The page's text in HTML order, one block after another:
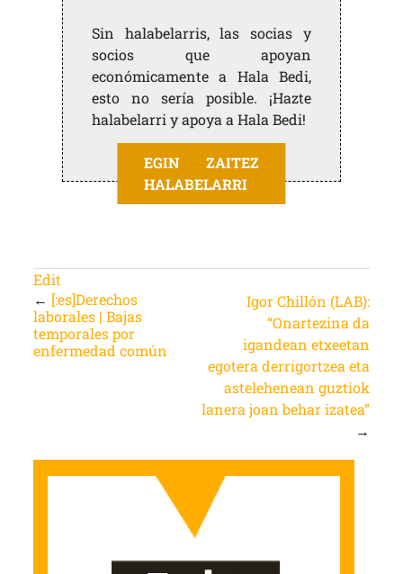
Sin halabelarris, las socias y
socios que apoyan
económicamente a Hala Bedi,
esto no sería posible. ¡Hazte
halabelarri y apoya a Hala Bedi!
EGIN ZAITEZ
HALABELARRI
Edit
← [:es]Derechos
laborales | Bajas
temporales por
enfermedad común
Igor Chillón (LAB):
“Onartezina da
igandean etxeetan
egotera derrigortzea eta
astelehenean guztiok
lanera joan behar izatea”
→